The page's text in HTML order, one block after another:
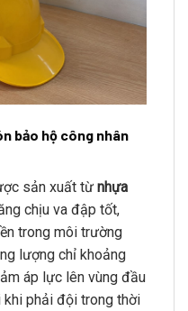
bảo hộ công nhân
sản xuất từ nhựa
chịu va đập tốt,
trong môi trường
lượng chỉ khoảng
áp lực lên vùng đầu
khi phải đội trong thời